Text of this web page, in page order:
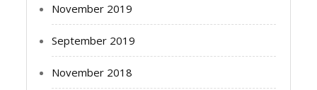
November 2019
September 2019
November 2018